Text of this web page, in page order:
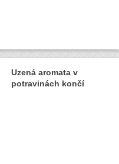
Uzená aromata v
potravinách končí